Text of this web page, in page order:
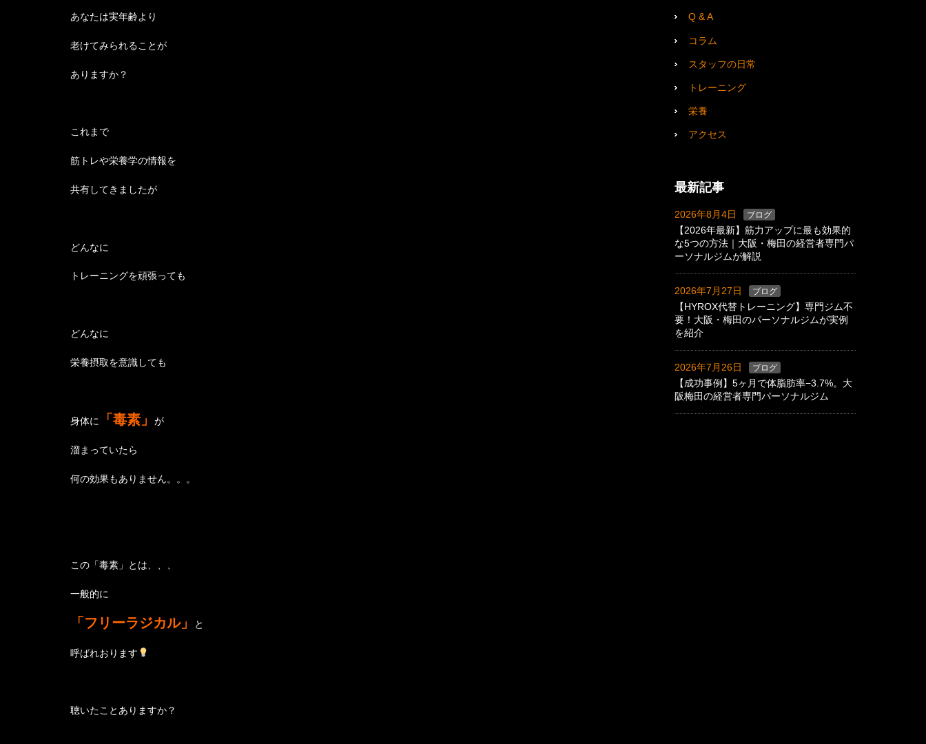
あなたは実年齢より
老けてみられることが
ありますか？
これまで
筋トレや栄養学の情報を
共有してきましたが
どんなに
トレーニングを頑張っても
どんなに
栄養摂取を意識しても
身体に 「毒素」 が
溜まっていたら
何の効果もありません。。。
この「毒素」とは、、、
一般的に
「フリーラジカル」 と
呼ばれおります
聴いたことありますか？
Q & A
コラム
スタッフの日常
トレーニング
栄養
アクセス
最新記事
2026年8月4日 ブログ
【2026年最新】筋力アップに最も効果的
な5つの方法｜大阪・梅田の経営者専門パ
ーソナルジムが解説
2026年7月27日 ブログ
【HYROX代替トレーニング】専門ジム不
要！大阪・梅田のパーソナルジムが実例
を紹介
2026年7月26日 ブログ
【成功事例】5ヶ月で体脂肪率−3.7%。大
阪梅田の経営者専門パーソナルジム